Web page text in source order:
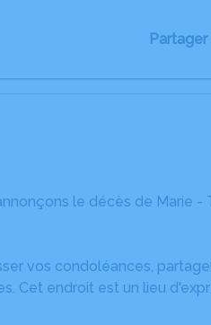
Partager
le décès de Marie
vos condoléances,
Cet endroit est un lieu